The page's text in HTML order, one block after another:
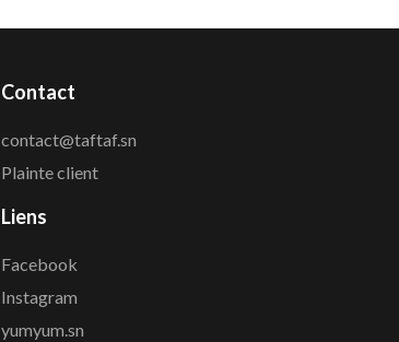
Contact
contact@taftaf.sn
Plainte client
Liens
Facebook
Instagram
yumyum.sn